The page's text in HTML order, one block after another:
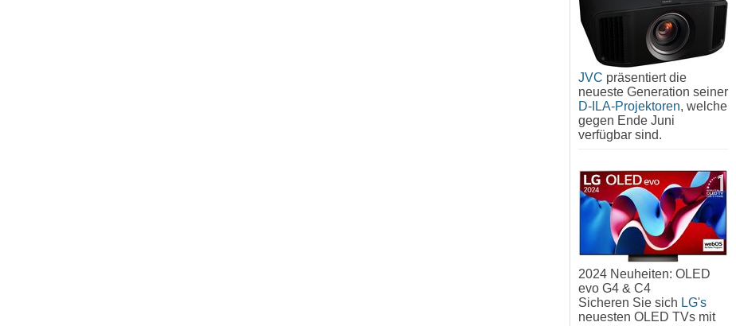
JVC präsentiert die
neueste Generation seiner
D-ILA-Projektoren, welche
gegen Ende Juni
verfügbar sind.
2024 Neuheiten: OLED
evo G4 & C4
Sicheren Sie sich LG's
neuesten OLED TVs mit